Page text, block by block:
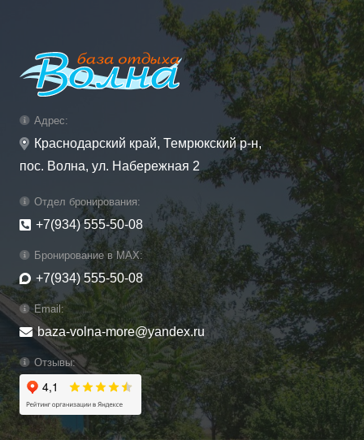
Адрес:
Краснодарский край, Темрюкский р-н,
пос. Волна, ул. Набережная 2
Отдел бронирования:
+7(934) 555-50-08
Бронирование в MAX:
+7(934) 555-50-08
Email:
baza-volna-more@yandex.ru
Отзывы: